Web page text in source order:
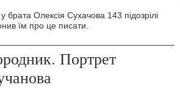
брата Олексія Сухачова 143 підозрілі
їм про це писати.
Портрет